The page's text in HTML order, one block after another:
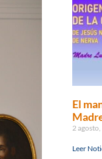
El
2
Leer